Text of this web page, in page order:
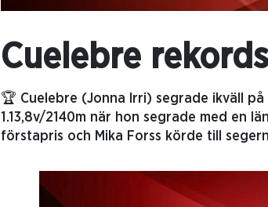
Cuelebre
🏆 Cuelebre (Jonna Irri) segrade ikväll
1.13,8v/2140m när hon segrade med en
förstapris och Mika Forss körde till